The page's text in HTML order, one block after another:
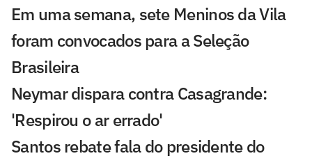
Em uma semana, sete Meninos da Vila
foram convocados para a Seleção
Brasileira
Neymar dispara contra Casagrande:
'Respirou o ar errado'
Santos rebate fala do presidente do